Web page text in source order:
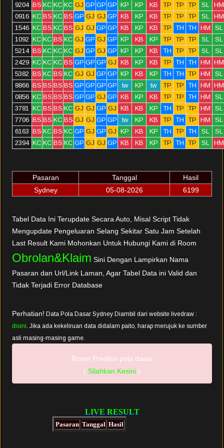
9204 BS KC KC KC GJ GP GP GP KP KP KB TP TP TP SL HM
0916 KC BS KC BS GP GJ GJ GP KB KP KB TP TP TP SL HM
1546 KC BS KC BS GJ GJ GP GP KB KP KB TP TH TH HM
SL
1092 KC KC BS KC GJ GP GJ GP KP KB KP TP TP TP SL
SL
5214 BS KC KC KC GJ GP GJ GP KP KP KB TH TP TP SL
SL
2429 KC KC KC BS GP GP GP GJ KB KP KB TP TH TH HM HM
5382 BS KC BS KC GJ GJ GP GP KP KB KP TH TH TP HM
SL
8866 BS BS BS BS GP GP GP GP tw KP tw TP TP TH HM HM
0856 KC BS BS BS GP GP GJ GP KB KP KB TP TP TH HM
SL
3781 KC BS BS KC GJ GJ GP GJ KB KB KP TH TP TP HM
SL
7706 BS BS KC BS GJ GJ GP GP tw KP KB TP TH TP HM
SL
6163 BS KC BS KC GP GJ GP GJ KP KB KP TH TP TH SL
SL
2394 KC KC BS KC GP GJ GJ GP KB KB KP TP TH TP SL HM
Pasaran Tanggal
Hasil
Sydney
05-08-2026 6199
Tabel Data Ini Terupdate Secara Auto, Misal Script Tidak
Mengupdate Pengeluaran Selang Sekitar Satu Jam Setelah
Last Result Kami Mohonkan Untuk Hubungi Kami di Room
Obrolan&Klaim Sini Dengan Lampirkan Nama
Pasaran dan Url/Link Laman, Agar Tabel Data ini Valid dan
Tidak Terjadi Error Database
Perhatian! Data Pola Dasar Sydney Diambil dari website livedraw :
disini. Jika ada kekeliruan data didalam paito, harap merujuk ke sumber
asli masing-masing game.
Room Prediksi pola dasar
( Silahkan Kesini )